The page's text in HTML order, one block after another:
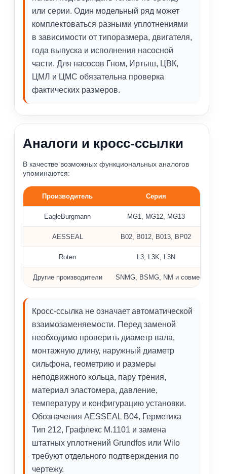
или серии. Один модельный ряд может
комплектоваться разными уплотнениями
в зависимости от типоразмера, двигателя,
года выпуска и исполнения насосной
части. Для насосов Гном, Иртыш, ЦВК,
ЦМЛ и ЦМС обязательна проверка
фактических размеров.
Аналоги и кросс-ссылки
В качестве возможных функциональных аналогов
упоминаются:
Производитель Серия
EagleBurgmann MG1, MG12, MG13
AESSEAL B02, B012, B013, BP02
Roten L3, L3K, L3N
Другие производители SNMG, BSMG, NM и совместимые
Кросс-ссылка не означает автоматической
взаимозаменяемости. Перед заменой
необходимо проверить диаметр вала,
монтажную длину, наружный диаметр
сильфона, геометрию и размеры
неподвижного кольца, пару трения,
материал эластомера, давление,
температуру и конфигурацию установки.
Обозначения AESSEAL B04, Герметика
Тип 212, Графлекс М.1101 и замена
штатных уплотнений Grundfos или Wilo
требуют отдельного подтверждения по
чертежу.